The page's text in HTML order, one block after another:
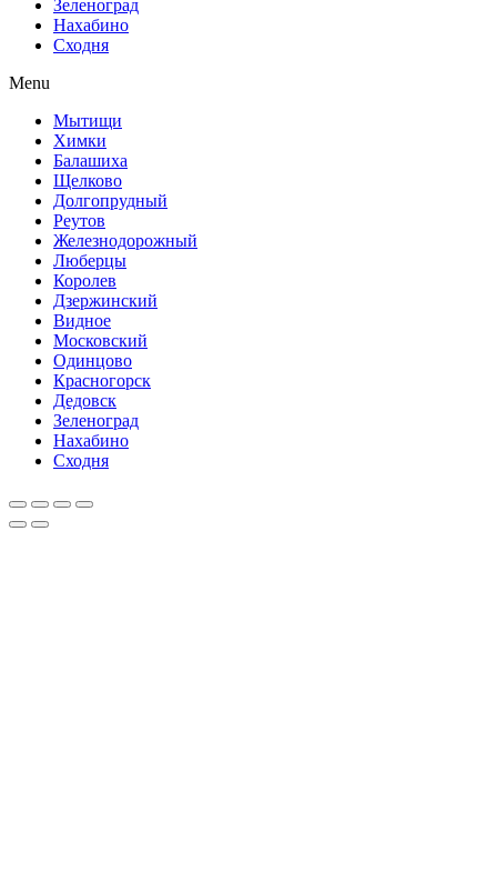
Зеленоград
Нахабино
Сходня
Menu
Мытищи
Химки
Балашиха
Щелково
Долгопрудный
Реутов
Железнодорожный
Люберцы
Королев
Дзержинский
Видное
Московский
Одинцово
Красногорск
Дедовск
Зеленоград
Нахабино
Сходня